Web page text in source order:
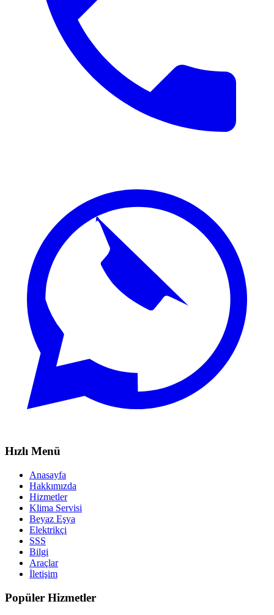
Hızlı Menü
Anasayfa
Hakkımızda
Hizmetler
Klima Servisi
Beyaz Eşya
Elektrikçi
SSS
Bilgi
Araçlar
İletişim
Popüler Hizmetler